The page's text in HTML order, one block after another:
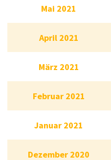
Mai 2021
April 2021
März 2021
Februar 2021
Januar 2021
Mai 2021
April 2021
März 2021
Februar 2021
Januar 2021
Dezember 2020